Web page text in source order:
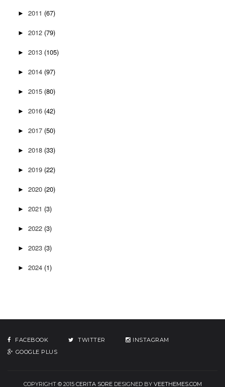
► 2011 (67)
► 2012 (79)
► 2013 (105)
► 2014 (97)
► 2015 (80)
► 2016 (42)
► 2017 (50)
► 2018 (33)
► 2019 (22)
► 2020 (20)
► 2021 (3)
► 2022 (3)
► 2023 (3)
► 2024 (1)
FACEBOOK TWITTER
INSTAGRAM
GOOGLE PLUS
COPYRIGHT © 2015 CERITA SOREDESIGNED BY VEETHEMES.COM